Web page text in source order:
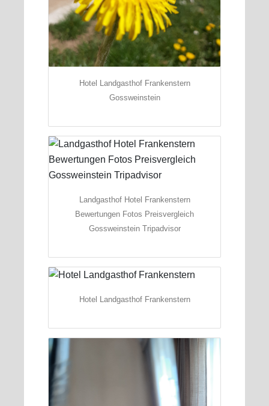
Hotel Landgasthof Frankenstern
Gossweinstein
Landgasthof Hotel Frankenstern
Bewertungen Fotos Preisvergleich
Gossweinstein Tripadvisor
Hotel Landgasthof Frankenstern